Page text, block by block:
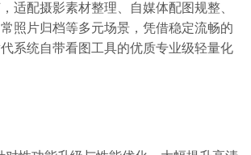
适配摄影素材整理、自媒体配图规整、
照片归档等多元场景，凭借稳定流畅的
系统自带看图工具的优质专业级轻量化